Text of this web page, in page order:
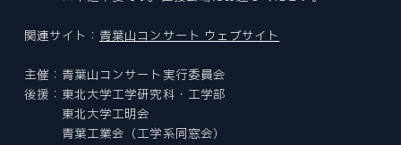
関連サイト：青葉山コンサート ウェブサイト
主催：青葉山コンサート実行委員会
後援：東北大学工学研究科・工学部
東北大学工明会
青葉工業会（工学系同窓会）